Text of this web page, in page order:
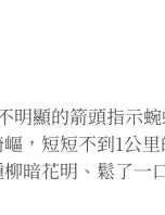
明顯的箭頭指示
，短短不到1公
暗花明、鬆了一